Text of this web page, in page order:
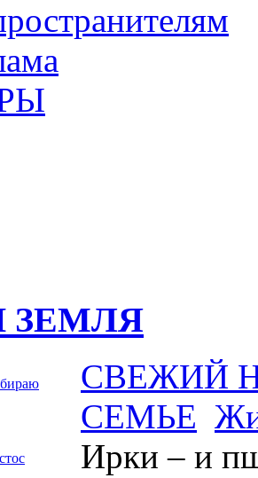
ЗЕМЛЯ
СВЕЖИЙ
СЕМЬЕ
Ирки – и